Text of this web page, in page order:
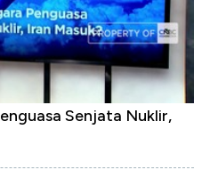
Senjata Nuklir,